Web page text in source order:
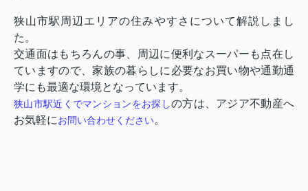
狭山市駅周辺エリアの住みやすさについて解説しまし
た。
交通面はもちろんの事、周辺に便利なスーパーも点在し
ていますので、家族の暮らしに必要なお買い物や通勤通
学にも最適な環境となっています。
狭山市駅近くでマンションをお探しの方は、アジア不動産へ
お気軽にお問い合わせください。